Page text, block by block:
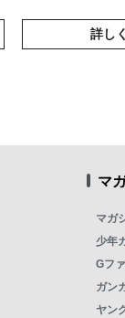
詳し
マ
マガ
少年
Gフ
ガン
ヤン